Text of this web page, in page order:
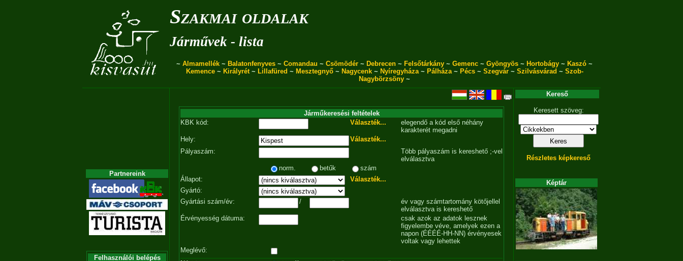
Szakmai oldalak
Járművek - lista
~ Almamellék ~ Balatonfenyves ~ Comandau ~ Csömödér ~ Debrecen ~ Felsőtárkány ~ Gemenc ~ Gyöngyös ~ Hortobágy ~ Kaszó ~
Kemence~ Királyrét~ Lillafüred ~ Mesztegnyő~ Nagycenk~ Nyíregyháza~ Pálháza~ Pécs~ Szegvár~ Szilvásvárad ~ Szob-
Nagybörzsöny ~
Partnereink
Felhasználói belépés
Járműkeresési feltételek
KBK kód:
Választék...
elegendő a kód első néhány
karakterét megadni
Hely:
Választék...
Pályaszám:
Több pályaszám is kereshető ;-vel
elválasztva
norm.
betűk
szám
Állapot:
Választék...
Gyártó:
Gyártási szám/év:
/
év vagy számtartomány kötőjellel
elválasztva is kereshető
Érvényesség dátuma:
csak azok az adatok lesznek
figyelembe véve, amelyek ezen a
napon (ÉÉÉÉ-HH-NN) érvényesek
voltak vagy lehettek
Meglévő:
Kereső
Keresett szöveg:
Részletes képkereső
Képtár